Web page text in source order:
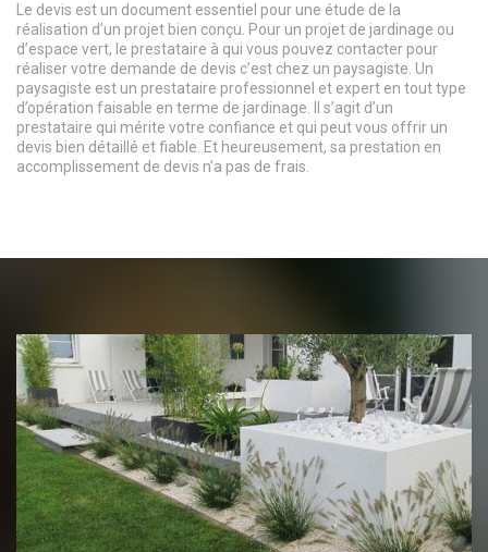
Le devis est un document essentiel pour une étude de la
réalisation d’un projet bien conçu. Pour un projet de jardinage ou
d’espace vert, le prestataire à qui vous pouvez contacter pour
réaliser votre demande de devis c’est chez un paysagiste. Un
paysagiste est un prestataire professionnel et expert en tout type
d’opération faisable en terme de jardinage. Il s’agit d’un
prestataire qui mérite votre confiance et qui peut vous offrir un
devis bien détaillé et fiable. Et heureusement, sa prestation en
accomplissement de devis n’a pas de frais.